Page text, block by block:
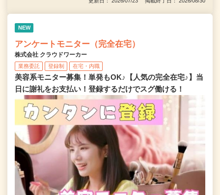
NEW
アンケートモニター（完全在宅）
株式会社 クラウドワーカー
業務委託 登録制 在宅・内職
美容系モニター募集！単発もOK♪【人気の完全在宅♪】当
日に謝礼をお支払い！登録するだけでスグ働ける！